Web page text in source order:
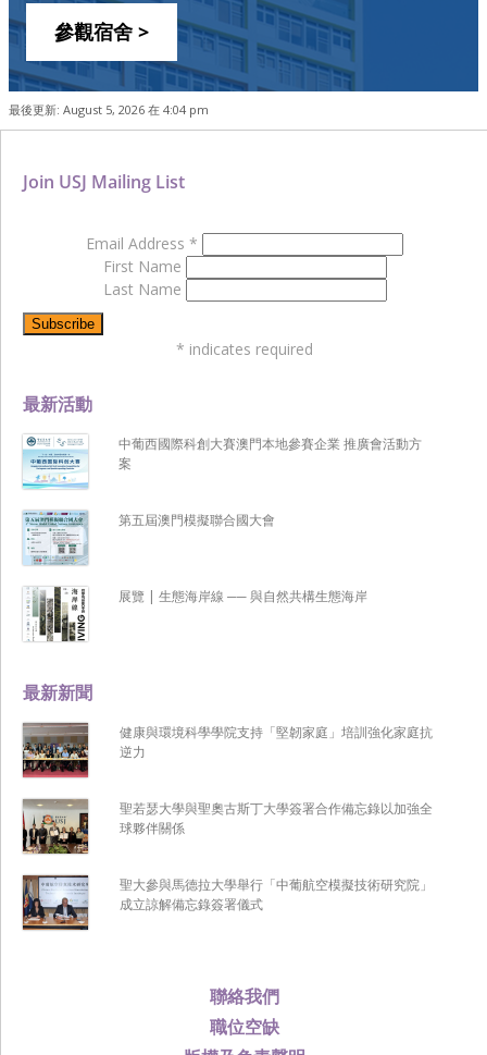
參觀宿舍 >
最後更新: August 5, 2026 在 4:04 pm
聯絡我們
職位空缺
最新新聞
健康與環境科學學院支持「堅韌家庭」培訓強化家庭抗
逆力
聖若瑟大學與聖奧古斯丁大學簽署合作備忘錄以加強全
球夥伴關係
聖大參與馬德拉大學舉行「中葡航空模擬技術研究院」
成立諒解備忘錄簽署儀式
最新活動
中葡西國際科創大賽澳門本地參賽企業 推廣會活動方
案
第五屆澳門模擬聯合國大會
展覽 | 生態海岸線 ── 與自然共構生態海岸
Join USJ Mailing List
Email Address *
First Name
Last Name
* indicates required